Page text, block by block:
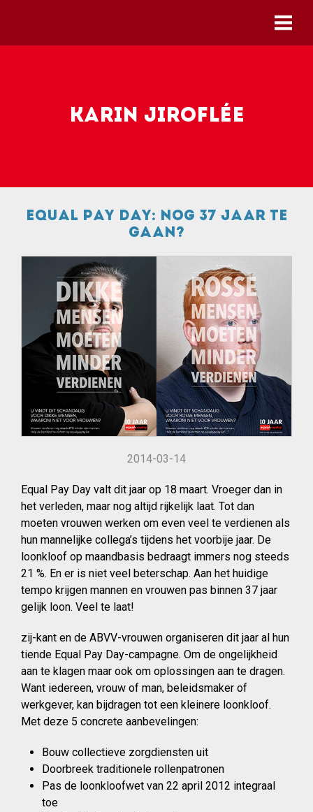
Karin Jiroflée
Equal Pay Day: nog 37 jaar te
gaan?
2014-03-14
Equal Pay Day valt dit jaar op 18 maart. Vroeger dan in
het verleden, maar nog altijd rijkelijk laat. Tot dan
moeten vrouwen werken om even veel te verdienen als
hun mannelijke collega’s tijdens het voorbije jaar. De
loonkloof op maandbasis bedraagt immers nog steeds
21 %. En er is niet veel beterschap. Aan het huidige
tempo krijgen mannen en vrouwen pas binnen 37 jaar
gelijk loon. Veel te laat!
zij-kant en de ABVV-vrouwen organiseren dit jaar al hun
tiende Equal Pay Day-campagne. Om de ongelijkheid
aan te klagen maar ook om oplossingen aan te dragen.
Want iedereen, vrouw of man, beleidsmaker of
werkgever, kan bijdragen tot een kleinere loonkloof.
Met deze 5 concrete aanbevelingen:
Bouw collectieve zorgdiensten uit
Doorbreek traditionele rollenpatronen
Pas de loonkloofwet van 22 april 2012 integraal
toe